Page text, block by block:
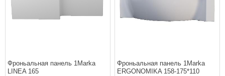
Фроньальная панель 1Marka
LINEA 165
Фроньальная панель 1Marka
ERGONOMIKA 158-175*110